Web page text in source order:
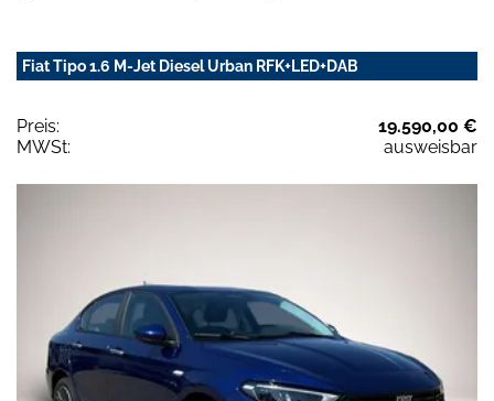
Fiat Tipo 1.6 M-Jet Diesel Urban RFK+LED+DAB
Preis:
19.590,00 €
MWSt:
ausweisbar